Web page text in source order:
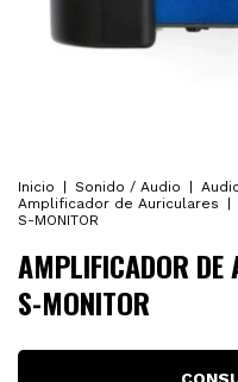
Inicio Sonido / Audio
Amplificador de Auriculares
S-MONITOR
AMPLIFICADOR DE
S-MONITOR